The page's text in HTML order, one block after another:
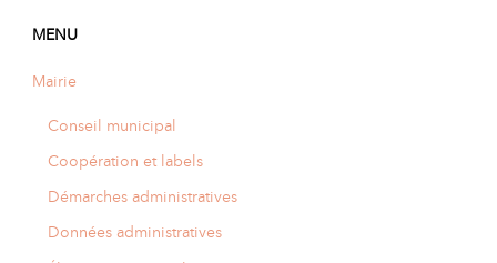
MENU
Mairie
Conseil municipal
Coopération et labels
Démarches administratives
Données administratives